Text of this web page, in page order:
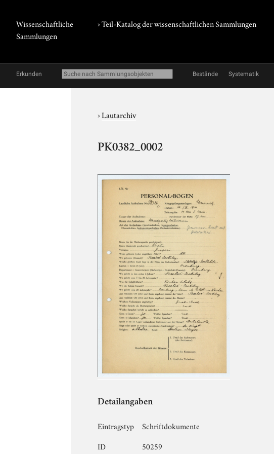
Wissenschaftliche
Sammlungen
› Teil-Katalog der wissenschaftlichen Sammlungen
Erkunden Bestände Systematik
›Lautarchiv
PK0382_0002
Detailangaben
Eintragstyp
Schriftdokumente
ID
50259